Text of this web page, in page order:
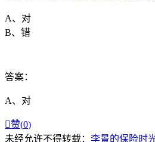
A、对
B、错
答案：
A、对
赞(0)
未经允许不得转载： 李景的保险时